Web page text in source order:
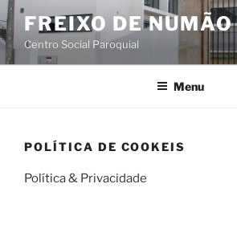
Saltar
para
o
conteúdo
FREIXO DE NUMÃO
Centro Social Paroquial
Menu
POLÍTICA DE COOKEIS
Política & Privacidade